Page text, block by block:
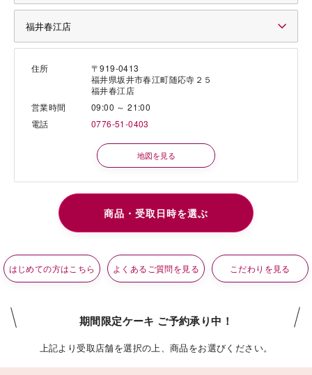
住所
〒919-0413
福井県坂井市春江町随応寺２５
福井春江店
営業時間
09:00 ～ 21:00
電話
0776-51-0403
地図を見る
はじめての方はこちら よくあるご質問を見る こだわりを見る
期間限定ケーキ ご予約承り中！
上記より受取店舗を選択の上、商品をお選びください。